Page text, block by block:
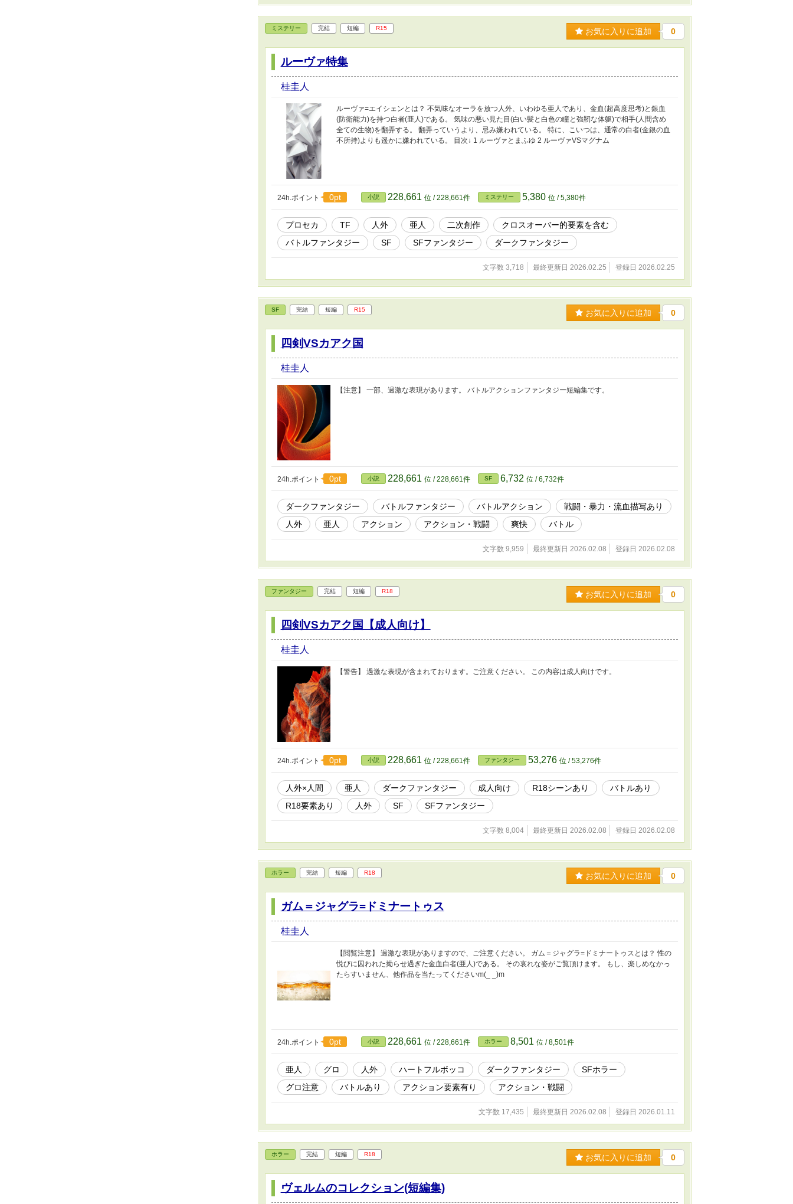
ミステリー 完結 短編 R15 お気に入りに追加 0
ルーヴァ特集
桂圭人
ルーヴァ=エイシェンとは？ 不気味なオーラを放つ人外、いわゆる亜人であり、金血(超高度思考)と銀血
(防衛能力)を持つ白者(亜人)である。 気味の悪い見た目(白い髪と白色の瞳と強靭な体躯)で相手(人間含め
全ての生物)を翻弄する。 翻弄っていうより、忌み嫌われている。 特に、こいつは、通常の白者(金銀の血
不所持)よりも遥かに嫌われている。 目次↓ 1 ルーヴァとまふゆ 2 ルーヴァVSマグナム
24h.ポイント 0pt 小説 228,661 位 / 228,661件 ミステリー 5,380 位 / 5,380件
プロセカ TF 人外 亜人 二次創作
クロスオーバー的要素を含む
バトルファンタジー
SF SFファンタジー ダークファンタジー
文字数 3,718 最終更新日 2026.02.25 登録日 2026.02.25
SF 完結 短編 R15 お気に入りに追加 0
四剣VSカアク国
桂圭人
【注意】 一部、過激な表現があります。 バトルアクションファンタジー短編集です。
24h.ポイント 0pt 小説 228,661 位 / 228,661件 SF 6,732 位 / 6,732件
ダークファンタジー バトルファンタジー バトルアクション
戦闘・暴力・流血描写あり
人外
亜人 アクション アクション・戦闘 爽快 バトル
文字数 9,959 最終更新日 2026.02.08 登録日 2026.02.08
ファンタジー 完結 短編 R18 お気に入りに追加 0
四剣VSカアク国【成人向け】
桂圭人
【警告】 過激な表現が含まれております。ご注意ください。 この内容は成人向けです。
24h.ポイント 0pt 小説 228,661 位 / 228,661件 ファンタジー 53,276 位 / 53,276件
人外×人間 亜人 ダークファンタジー 成人向け R18シーンあり
バトルあり
R18要素あり
人外 SF SFファンタジー
文字数 8,004 最終更新日 2026.02.08 登録日 2026.02.08
ホラー 完結 短編 R18 お気に入りに追加 0
ガム＝ジャグラ=ドミナートゥス
桂圭人
【閲覧注意】 過激な表現がありますので、ご注意ください。 ガム＝ジャグラ=ドミナートゥスとは？ 性の
悦びに囚われた拗らせ過ぎた金血白者(亜人)である。 その哀れな姿がご覧頂けます。 もし、楽しめなかっ
たらすいません、他作品を当たってくださいm(_ _)m
24h.ポイント 0pt 小説 228,661 位 / 228,661件 ホラー 8,501 位 / 8,501件
亜人 グロ 人外 ハートフルボッコ ダークファンタジー
SFホラー
グロ注意
バトルあり アクション要素有り アクション・戦闘
文字数 17,435 最終更新日 2026.02.08 登録日 2026.01.11
ホラー 完結 短編 R18 お気に入りに追加 0
ヴェルムのコレクション(短編集)